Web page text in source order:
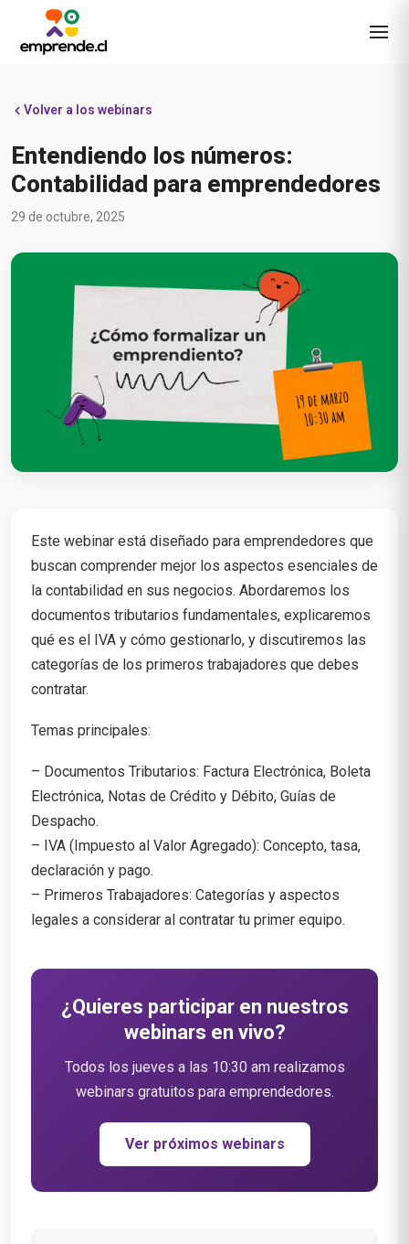
Volver a los webinars
Entendiendo los números:
Contabilidad para emprendedores
29 de octubre, 2025
Este webinar está diseñado para emprendedores que
buscan comprender mejor los aspectos esenciales de
la contabilidad en sus negocios. Abordaremos los
documentos tributarios fundamentales, explicaremos
qué es el IVA y cómo gestionarlo, y discutiremos las
categorías de los primeros trabajadores que debes
contratar.
Temas principales:
– Documentos Tributarios: Factura Electrónica, Boleta
Electrónica, Notas de Crédito y Débito, Guías de
Despacho.
– IVA (Impuesto al Valor Agregado): Concepto, tasa,
declaración y pago.
– Primeros Trabajadores: Categorías y aspectos
legales a considerar al contratar tu primer equipo.
¿Quieres participar en nuestros
webinars en vivo?
Todos los jueves a las 10:30 am realizamos
webinars gratuitos para emprendedores.
Ver próximos webinars